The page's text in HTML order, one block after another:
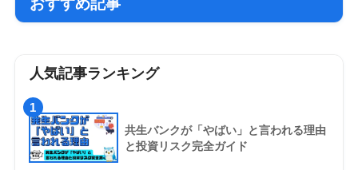
おすすめ記事
人気記事ランキング
1
共生バンクが「やばい」と言われる理由
と投資リスク完全ガイド